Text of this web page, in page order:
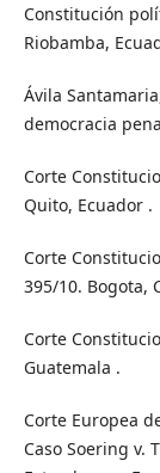
Constitución
Riobamba,
Ávila
democracia
Corte
Quito, Ecuador .
Corte
395/10. Bogota,
Corte
Guatemala .
Corte Europea
Caso Soering v.